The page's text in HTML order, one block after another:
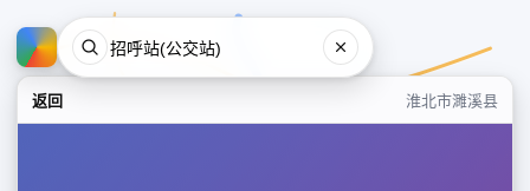
返回 淮北市濉溪县